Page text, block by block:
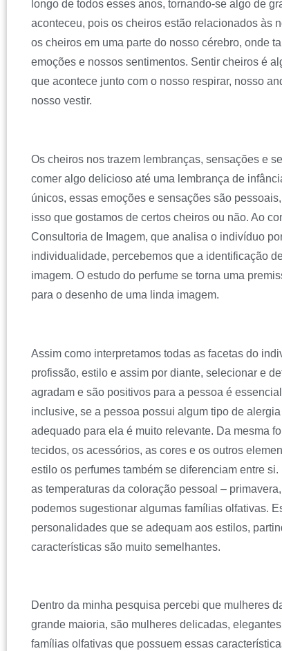
longo de todos esses anos, tornando-se algo de
aconteceu, pois os cheiros estão relacionados às
os cheiros em uma parte do nosso cérebro, onde
emoções e nossos sentimentos. Sentir cheiros é
que acontece junto com o nosso respirar, nosso
nosso vestir.
Os cheiros nos trazem lembranças, sensações e
comer algo delicioso até uma lembrança de
únicos, essas emoções e sensações são
isso que gostamos de certos cheiros ou não. Ao
Consultoria de Imagem, que analisa o indivíduo
individualidade, percebemos que a identificação
imagem. O estudo do perfume se torna uma
para o desenho de uma linda imagem.
Assim como interpretamos todas as facetas do
profissão, estilo e assim por diante, selecionar e
agradam e são positivos para a pessoa é
inclusive, se a pessoa possui algum tipo de
adequado para ela é muito relevante. Da mesma
tecidos, os acessórios, as cores e os outros
estilo os perfumes também se diferenciam entre
as temperaturas da coloração pessoal –
podemos sugestionar algumas famílias olfativas.
personalidades que se adequam aos estilos,
características são muito semelhantes.
Dentro da minha pesquisa percebi que mulheres
grande maioria, são mulheres delicadas,
famílias olfativas que possuem essas